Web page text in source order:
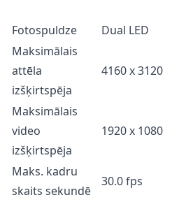
Fotospuldze
Dual LED
Maksimālais
attēla
izšķirtspēja
4160 x 3120
Maksimālais
video
izšķirtspēja
1920 x 1080
Maks. kadru
skaits sekundē
30.0 fps